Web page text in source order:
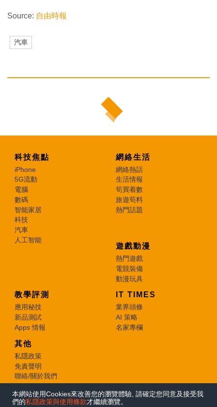
本網站使用Cookies來改善您的瀏覽體驗, 請確定您同意及接受我
們的私隱政策與使用條款才繼續瀏覽。
Source: 自由時報
汽車
科技焦點
iPhone
5G流動
電腦
數碼
智能家居
科技
汽車
人工智能
網絡生活
網絡熱話
生活情報
筍買着數
旅遊筍料
熱門話題
遊戲動漫
熱門遊戲
電競裝備
動漫玩具
教學評測
應用秘技
新品測試
Apps 情報
IT TIMES
業界頭條
AI 策略
名家專欄
其他
私隱政策
免責聲明
聯絡/關於我們
© 2026 e-zone. All Rights Reserved.